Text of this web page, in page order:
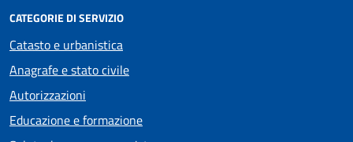
CATEGORIE DI SERVIZIO
Catasto e urbanistica
Anagrafe e stato civile
Autorizzazioni
Educazione e formazione